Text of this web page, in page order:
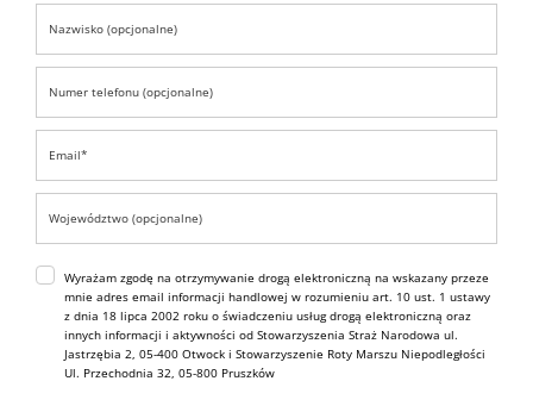
Wyrażam zgodę na otrzymywanie drogą elektroniczną na wskazany przeze
mnie adres email informacji handlowej w rozumieniu art. 10 ust. 1 ustawy
z dnia 18 lipca 2002 roku o świadczeniu usług drogą elektroniczną oraz
innych informacji i aktywności od Stowarzyszenia Straż Narodowa ul.
Jastrzębia 2, 05-400 Otwock i Stowarzyszenie Roty Marszu Niepodległości
Ul. Przechodnia 32, 05-800 Pruszków